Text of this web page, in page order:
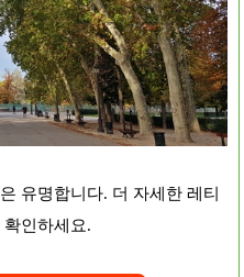
유명합니다. 더 자세한 레티
인하세요.